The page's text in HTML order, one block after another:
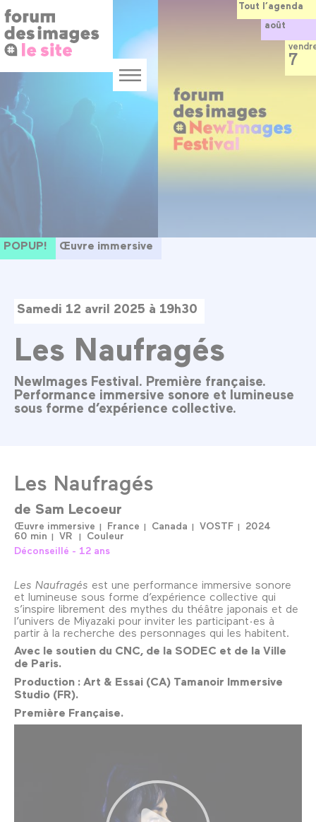
au
contenu
principal
Menu
POPUP! Œuvre immersive
Samedi 12 avril 2025 à 19h30
Les Naufragés
NewImages Festival. Première française.
Performance immersive sonore et lumineuse
sous forme d’expérience collective.
Les Naufragés
de Sam Lecoeur
Œuvre immersive France Canada VOSTF
2024
60 min
VR
Couleur
Déconseillé - 12 ans
Les Naufragés est une performance immersive sonore
et lumineuse sous forme d’expérience collective qui
s’inspire librement des mythes du théâtre japonais et de
l’univers de Miyazaki pour inviter les participant·es à
partir à la recherche des personnages qui les habitent.
Avec le soutien du CNC, de la SODEC et de la Ville
de Paris.
Production : Art & Essai (CA) Tamanoir Immersive
Studio (FR).
Première Française.
Tout l’agenda
août
7